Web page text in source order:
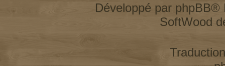
Développé par phpBB®
SoftWood